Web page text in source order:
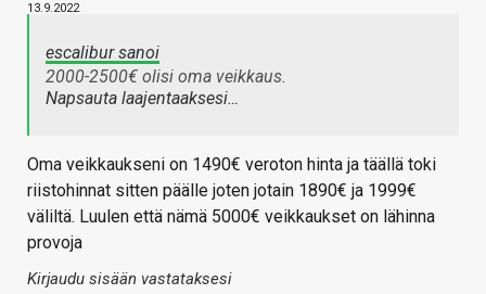
13.9.2022
escalibur sanoi
2000-2500€ olisi oma veikkaus.
Napsauta laajentaaksesi…
Oma veikkaukseni on 1490€ veroton hinta ja täällä toki
riistohinnat sitten päälle joten jotain 1890€ ja 1999€
väliltä. Luulen että nämä 5000€ veikkaukset on lähinna
provoja
Kirjaudu sisään vastataksesi